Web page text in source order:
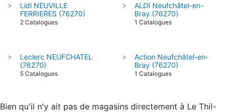
>
Lidl NEUVILLE
FERRIERES (76270)
2 Catalogues
>
ALDI Neufchâtel-en-
Bray (76270)
1 Catalogues
>
Leclerc NEUFCHATEL
(76270)
5 Catalogues
>
Action Neufchâtel-en-
Bray (76270)
1 Catalogues
Bien qu'il n'y ait pas de magasins directement à Le Thil-